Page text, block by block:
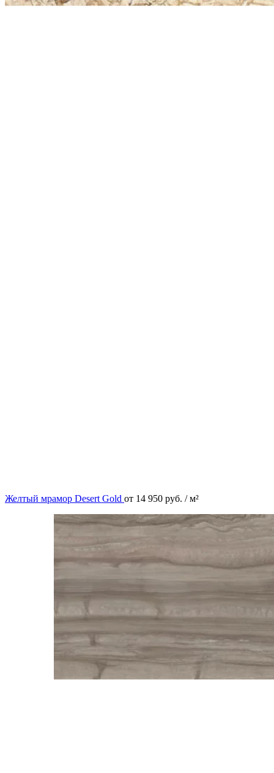
Желтый мрамор Desert Gold от 14 950 руб. / м²